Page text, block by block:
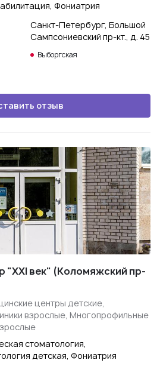
Фониатрия
Санкт-Петербург, Большой
Сампсониевский пр-кт., д. 45
Выборгская
отзыв
"XXI век" (Коломяжский пр-
центры детские,
взрослые, Многопрофильные
стоматология,
детская, Фониатрия